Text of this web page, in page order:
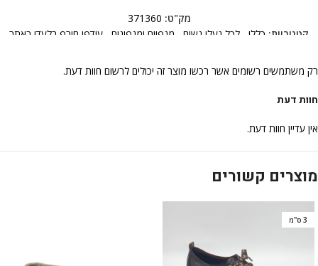
מק"ט: 371360
קטגוריות: כללי לכל נעלי נשים מגפיים ומגפונים עודפי חורף בלעדי באתר
חוות דעת
אין עדיין חוות דעת.
רק משתמשים רשומים אשר רכשו מוצר זה יכולים לרשום חוות דעת.
מוצרים קשורים
3 ס"מ